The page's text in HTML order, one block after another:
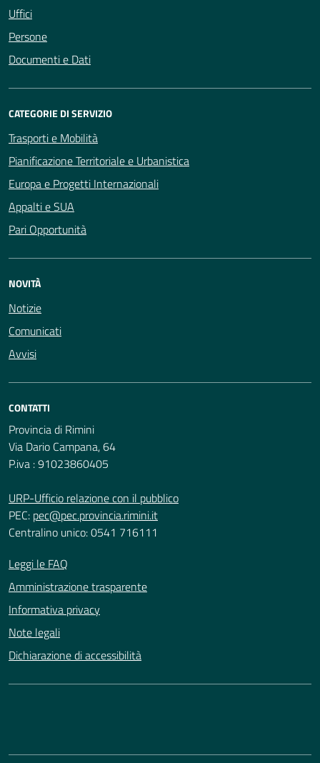
Uffici
Persone
Documenti e Dati
CATEGORIE DI SERVIZIO
Trasporti e Mobilità
Pianificazione Territoriale e Urbanistica
Europa e Progetti Internazionali
Appalti e SUA
Pari Opportunità
NOVITÀ
Notizie
Comunicati
Avvisi
CONTATTI
Provincia di Rimini
Via Dario Campana, 64
P.iva : 91023860405
URP-Ufficio relazione con il pubblico
PEC: pec@pec.provincia.rimini.it
Centralino unico: 0541 716111
Leggi le FAQ
Amministrazione trasparente
Informativa privacy
Note legali
Dichiarazione di accessibilità